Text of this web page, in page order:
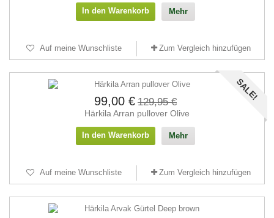
In den Warenkorb Mehr
Auf meine Wunschliste Zum Vergleich hinzufügen
SALE!
99,00 € 129,95 €
Härkila Arran pullover Olive
In den Warenkorb Mehr
Auf meine Wunschliste Zum Vergleich hinzufügen